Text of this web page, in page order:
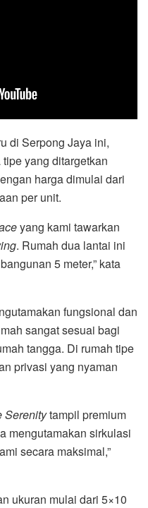
di Serpong Jaya ini,
yang ditargetkan
harga dimulai dari
per unit.
yang kami tawarkan
. Rumah dua lantai ini
5 meter,” kata
fungsional dan
sangat sesuai bagi
tangga. Di rumah tipe
privasi yang nyaman
Serenitytampil premium
mengutamakan sirkulasi
secara maksimal,”
ukuran mulai dari 5×10